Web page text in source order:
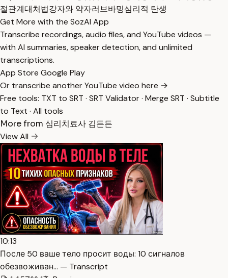
절관계대처법강자와 약자러브바밍심리적 탄생
Get More with the SozAI App
Transcribe recordings, audio files, and YouTube videos —
with AI summaries, speaker detection, and unlimited
transcriptions.
App Store Google Play
Or transcribe another YouTube video here →
Free tools: TXT to SRT · SRT Validator· Merge SRT · Subtitle
to Text · All tools
More from 심리치료사 김든든
View All
10:13
После 50 ваше тело просит воды: 10 сигналов
обезвоживан… — Transcript